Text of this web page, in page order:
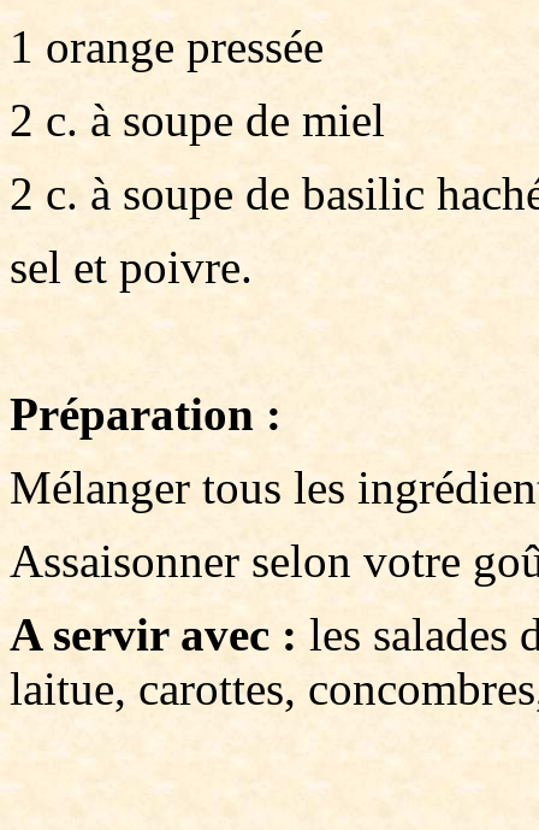
1 orange pressée
2 c. à soupe de miel
2 c. à soupe de basilic
sel et poivre.
Préparation :
Mélanger tous les
Assaisonner selon votre
A servir avec : les salades
laitue, carottes,